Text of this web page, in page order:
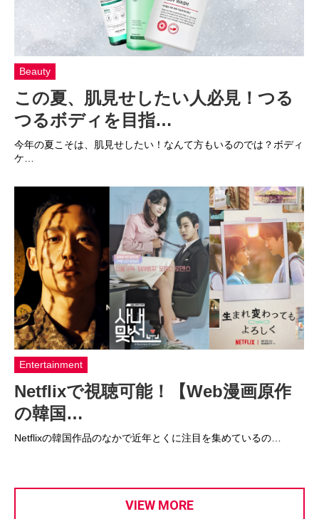
Beauty
この夏、肌見せしたい人必見！つる
つるボディを目指…
今年の夏こそは、肌見せしたい！なんて方もいるのでは？ボディ
ケ…
Entertainment
Netflixで視聴可能！【Web漫画原作
の韓国…
Netflixの韓国作品のなかで近年とくに注目を集めているの…
VIEW MORE